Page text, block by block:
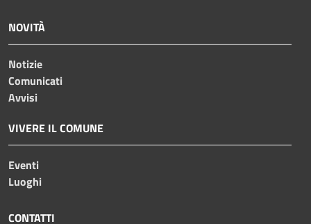
NOVITÀ
Notizie
Comunicati
Avvisi
VIVERE IL COMUNE
Eventi
Luoghi
CONTATTI